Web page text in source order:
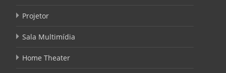
Projetor
Sala Multimídia
Home Theater